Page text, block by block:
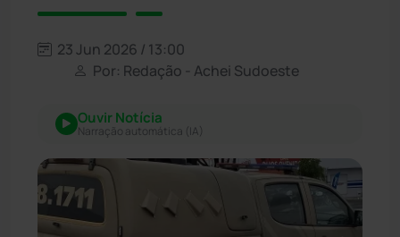
23 Jun 2026 / 13:00
Por: Redação - Achei Sudoeste
Ouvir Notícia
Narração automática (IA)